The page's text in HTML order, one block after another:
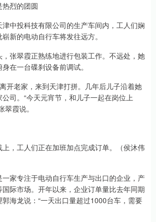
烈的团圆
中投科技有限公司的生产车间内，工人们娴
新的电动自行车将发往远方。
张翠霞正熟练地进行包装工作。不远处，她
在一台碟刹设备前调试。
老家，来到天津打拼。几年后儿子沿着她
司。“今天元宵节，和儿子一起在岗位上
翠霞说。
，工人们正在加班加点完成订单。（侯沐伟
家专注于电动自行车生产与出口的企业，产
际市场。开年以来，企业订单量比去年同期
海龙说：“一天出口量超过1000台车，需要